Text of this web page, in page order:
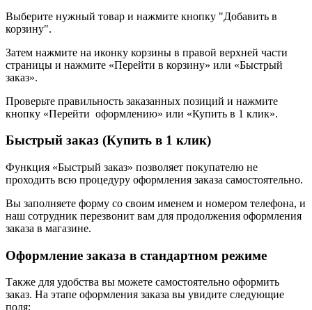
Выберите нужный товар и нажмите кнопку "Добавить в
корзину".
Затем нажмите на иконку корзины в правой верхней части
страницы и нажмите «Перейти в корзину» или «Быстрый
заказ».
Проверьте правильность заказанных позиций и нажмите
кнопку «Перейти оформлению» или «Купить в 1 клик».
Быстрый заказ (Купить в 1 клик)
Функция «Быстрый заказ» позволяет покупателю не
проходить всю процедуру оформления заказа самостоятельно.
Вы заполняете форму со своим именем и номером телефона, и
наш сотрудник перезвонит вам для продолжения оформления
заказа в магазине.
Оформление заказа в стандартном режиме
Также для удобства вы можете самостоятельно оформить
заказ. На этапе оформления заказа вы увидите следующие
поля: